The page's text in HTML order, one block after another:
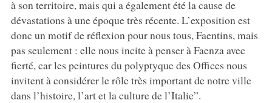
à son territoire, mais qui a également été la cause de
dévastations à une époque très récente. L’exposition est
donc un motif de réflexion pour nous tous, Faentins, mais
pas seulement : elle nous incite à penser à Faenza avec
fierté, car les peintures du polyptyque des Offices nous
invitent à considérer le rôle très important de notre ville
dans l’histoire, l’art et la culture de l’Italie”.